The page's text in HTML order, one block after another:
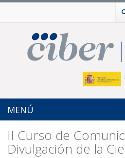
MENÚ
II Curso de
Divulgación de la